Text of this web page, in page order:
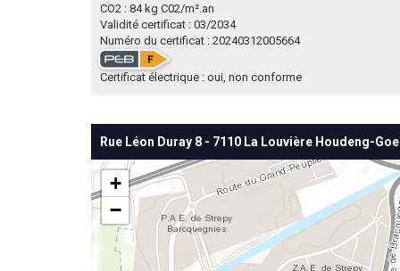
CO2 : 84 kg C02/m².an
Validité certificat : 03/2034
Numéro du certificat : 20240312005664
Certificat électrique : oui, non conforme
Rue Léon Duray 8 - 7110 La Louvière Houdeng-
+
−